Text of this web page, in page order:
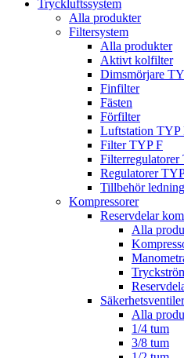
Tryckluftssystem
Alla produkter
Filtersystem
Alla produkter
Aktivt kolfilter
Dimsmörjare
Finfilter
Fästen
Förfilter
Luftstation TYP
Filter TYP F
Filterregulatorer
Regulatorer
Tillbehör
Kompressorer
Reservdelar
Alla
Alla
1/4 tum
3/8 tum